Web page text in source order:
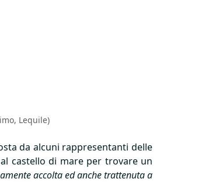
Lequile)
da alcuni rappresentanti delle
castello di mare per trovare un
accolta ed anche trattenuta a